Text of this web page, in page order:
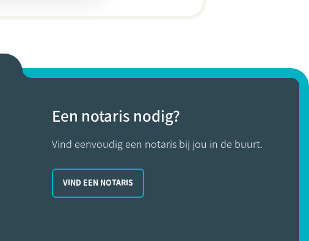
Een notaris nodig?
Vind eenvoudig een notaris bij jou in de buurt.
VIND EEN NOTARIS